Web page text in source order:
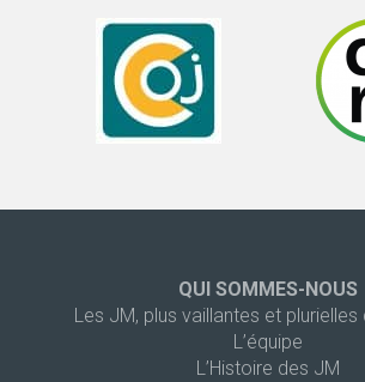
QUI SOMMES-NOUS
Les JM, plus vaillantes et plurielles
L’équipe
L’Histoire des JM